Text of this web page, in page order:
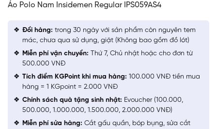
Áo Polo Nam Insidemen Regular IPS059AS4
Đổi hàng: trong 30 ngày với sản phẩm còn nguyên tem
mác, chưa qua sử dụng, giặt (Không bao gồm đồ lót)
Miễn phí vận chuyển: Thứ 7, Chủ nhật hoặc cho đơn từ
500.000 VNĐ
Tích điểm KGPoint khi mua hàng: 100.000 VNĐ tiền mua
hàng = 1 KGpoint = 2.000 VNĐ
Chính sách quà tặng sinh nhật: Evoucher (100.000,
500.000, 1.000.000, 1.500.000, 2.000.000 VNĐ)
Miễn phí sửa hàng: Cắt gấu quần, bóp bụng, sửa cắt